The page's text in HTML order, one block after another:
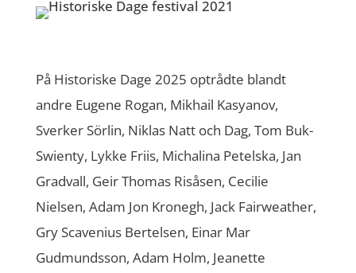
På Historiske Dage 2025 optrådte blandt
andre Eugene Rogan, Mikhail Kasyanov,
Sverker Sörlin, Niklas Natt och Dag, Tom Buk-
Swienty, Lykke Friis, Michalina Petelska, Jan
Gradvall, Geir Thomas Risåsen, Cecilie
Nielsen, Adam Jon Kronegh, Jack Fairweather,
Gry Scavenius Bertelsen, Einar Mar
Gudmundsson, Adam Holm, Jeanette